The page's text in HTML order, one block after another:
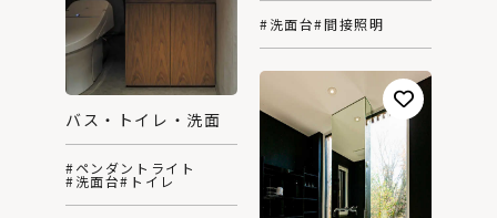
#洗面台#間接照明
バス・トイレ・洗面
#ペンダントライト
#洗面台#トイレ